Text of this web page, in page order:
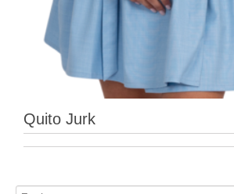
Quito Jurk